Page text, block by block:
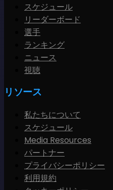
スケジュール
リーダーボード
選手
ランキング
ニュース
視聴
リソース
私たちについて
スケジュール
Media Resources
パートナー
プライバシーポリシー
利用規約